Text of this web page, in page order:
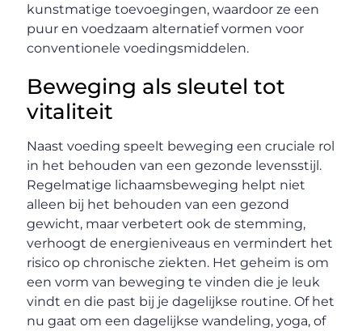
kunstmatige toevoegingen, waardoor ze een
puur en voedzaam alternatief vormen voor
conventionele voedingsmiddelen.
Beweging als sleutel tot
vitaliteit
Naast voeding speelt beweging een cruciale rol
in het behouden van een gezonde levensstijl.
Regelmatige lichaamsbeweging helpt niet
alleen bij het behouden van een gezond
gewicht, maar verbetert ook de stemming,
verhoogt de energieniveaus en vermindert het
risico op chronische ziekten. Het geheim is om
een vorm van beweging te vinden die je leuk
vindt en die past bij je dagelijkse routine. Of het
nu gaat om een dagelijkse wandeling, yoga, of